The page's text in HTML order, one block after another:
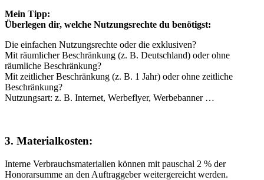
Mein Tipp:
Überlegen dir, welche Nutzungsrechte du benötigst:
Die einfachen Nutzungsrechte oder die exklusiven?
Mit räumlicher Beschränkung (z. B. Deutschland) oder ohne
räumliche Beschränkung?
Mit zeitlicher Beschränkung (z. B. 1 Jahr) oder ohne zeitliche
Beschränkung?
Nutzungsart: z. B. Internet, Werbeflyer, Werbebanner …
3. Materialkosten:
Interne Verbrauchsmaterialien können mit pauschal 2 % der
Honorarsumme an den Auftraggeber weitergereicht werden.